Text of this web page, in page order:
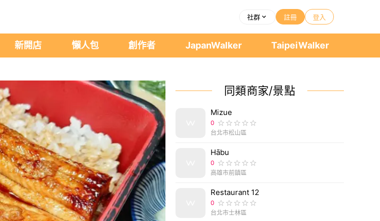
社群 註冊 登入
新開店 懶人包 創作者 JapanWalker TaipeiWalker
同類商家/景點
Mizue
0
台北市松山區
Hābu
0
高雄市前鎮區
Restaurant 12
0
台北市士林區